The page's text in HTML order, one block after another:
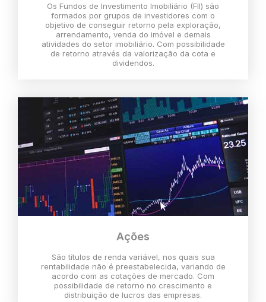
Os Fundos de Investimento Imobiliário (FII) são
formados por grupos de investidores com o
objetivo de conseguir retorno pela exploração,
arrendamento, venda do imóvel e demais
atividades do setor imobiliário. Com possibilidade
de retorno através da valorização da cota e
dividendos.
Ações
São títulos de renda variável, nos quais sua
rentabilidade não é preestabelecida, variando de
acordo com as cotações de mercado. Com
possibilidade de retorno no crescimento e
distribuição de lucros das empresas.